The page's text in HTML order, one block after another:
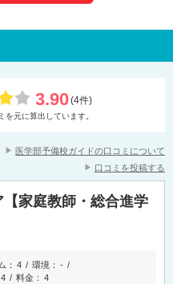
3.90(4件)
元に算出しています。
医学部予備校ガイドの口コミについて
口コミを投稿する
家庭教師・総合進学
： 4 環境： -
4 料金： 4